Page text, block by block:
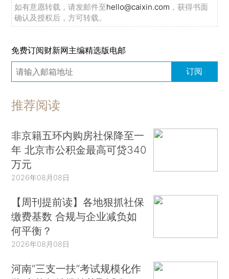
如有意愿转载，请发邮件至hello@caixin.com ，获得书面
确认及授权后，方可转载。
免费订阅财新网主编精选版电邮
订阅
推荐阅读
非京籍五环内购房社保降至一
年 北京市公积金最高可贷340
万元
2026年08月08日
【周刊提前读】各地狠抓社保
缴费基数 合规与企业减负如
何平衡？
2026年08月08日
河南“三支一扶”考试规模化作